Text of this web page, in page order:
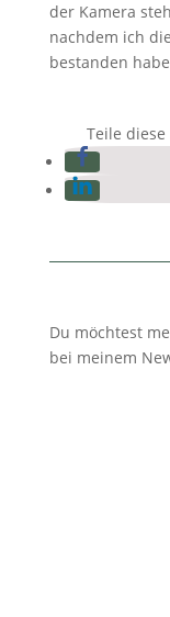
der Kamera
nachdem ich
bestanden
Teile
Du möchtest
bei meinem